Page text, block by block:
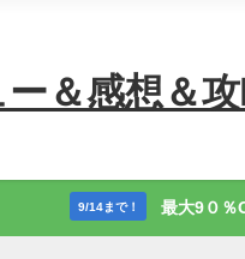
＆感想＆
9/14まで！ 最大9０％